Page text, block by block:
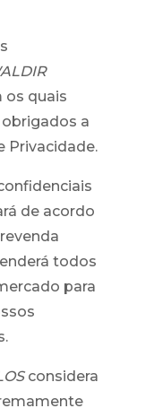
os quais
a
Privacidade.
de acordo
todos
para
considera